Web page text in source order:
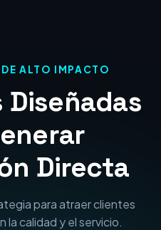
ALTO IMPACTO
Directa
para atraer clientes
la calidad y el servicio.